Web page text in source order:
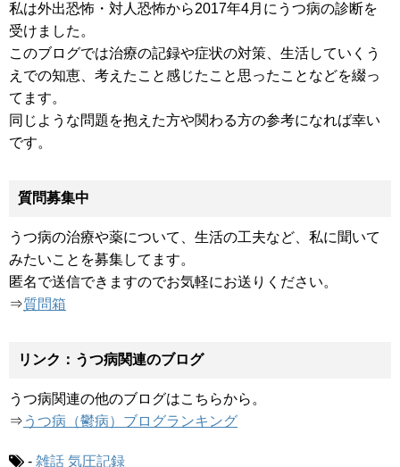
私は外出恐怖・対人恐怖から2017年4月にうつ病の診断を
受けました。
このブログでは治療の記録や症状の対策、生活していくう
えでの知恵、考えたこと感じたこと思ったことなどを綴っ
てます。
同じような問題を抱えた方や関わる方の参考になれば幸い
です。
質問募集中
うつ病の治療や薬について、生活の工夫など、私に聞いて
みたいことを募集してます。
匿名で送信できますのでお気軽にお送りください。
⇒質問箱
リンク：うつ病関連のブログ
うつ病関連の他のブログはこちらから。
⇒ うつ病（鬱病）ブログランキング
- 雑話 気圧記録